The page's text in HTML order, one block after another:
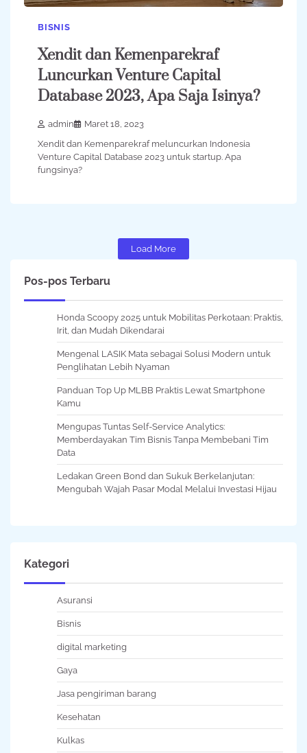
BISNIS
Xendit dan Kemenparekraf
Luncurkan Venture Capital
Database 2023, Apa Saja Isinya?
admin
Maret 18, 2023
Xendit dan Kemenparekraf meluncurkan Indonesia
Venture Capital Database 2023 untuk startup. Apa
fungsinya?
Load More
Pos-pos Terbaru
Honda Scoopy 2025 untuk Mobilitas Perkotaan: Praktis,
Irit, dan Mudah Dikendarai
Mengenal LASIK Mata sebagai Solusi Modern untuk
Penglihatan Lebih Nyaman
Panduan Top Up MLBB Praktis Lewat Smartphone
Kamu
Mengupas Tuntas Self-Service Analytics:
Memberdayakan Tim Bisnis Tanpa Membebani Tim
Data
Ledakan Green Bond dan Sukuk Berkelanjutan:
Mengubah Wajah Pasar Modal Melalui Investasi Hijau
Kategori
Asuransi
Bisnis
digital marketing
Gaya
Jasa pengiriman barang
Kesehatan
Kulkas